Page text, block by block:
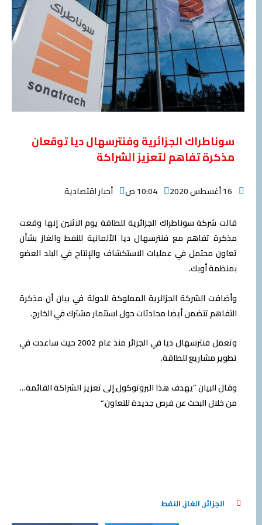
سوناطراك الجزائرية وفنترسهال ديا توقعان
مذكرة تفاهم لتعزيز الشراكة
16 أغسطس 2020 10:04 ص أخبار اقتصادية
قالت شركة سوناطراك الجزائرية للطاقة يوم الاثنين إنها وقعت
مذكرة تفاهم مع فنترسهال ديا الألمانية للنفط والغاز بشأن
تعاون محتمل في عمليات الاستكشاف والإنتاج في البلد العضو
بمنظمة أوبك.
وأضافت الشركة الجزائرية المملوكة للدولة في بيان أن مذكرة
التفاهم تتضمن أيضا محادثات حول استثمار مشترك في الخارج.
وتعمل فنترسهال ديا في الجزائر منذ عام 2002 حيث ساعدت في
تطوير مشاريع للطاقة.
وقال البيان ”يهدف هذا البروتوكول إلى تعزيز الشراكة القائمة…
من خلال البحث عن فرص جديدة للتعاون.“
الجزائر,الغاز,النفط